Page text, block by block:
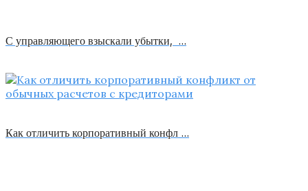
С управляющего взыскали убытки, …
Как отличить корпоративный конфл …